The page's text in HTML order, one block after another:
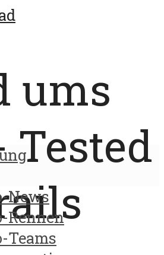
ums
Tested
News
Rennen
Teams